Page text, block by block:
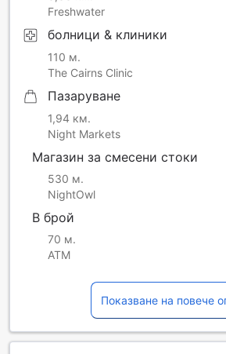
Freshwater
болници & клиники
110 м.
The Cairns Clinic
Пазаруване
1,94 км.
Night Markets
Магазин за смесени стоки
530 м.
NightOwl
В брой
70 м.
ATM
Показване на повече